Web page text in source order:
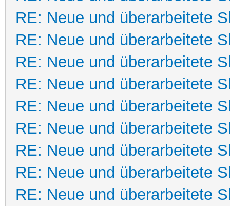
RE: Neue und überarbeitete
RE: Neue und überarbeitete
RE: Neue und überarbeitete
RE: Neue und überarbeitete
RE: Neue und überarbeitete
RE: Neue und überarbeitete
RE: Neue und überarbeitete
RE: Neue und überarbeitete
RE: Neue und überarbeitete